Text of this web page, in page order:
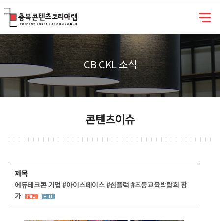
CB CKL 소식
콘텐츠이슈
제목
에듀테크콘 기업 #아이스페이스 #심플럭 #초등교육박람회 참
가